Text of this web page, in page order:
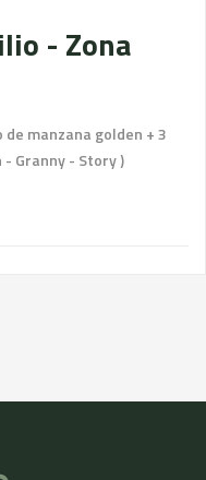
- Zona
manzana golden + 3
- Granny - Story )